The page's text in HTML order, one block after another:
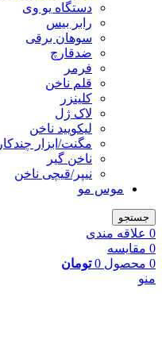
دستگاه یو وی
رابر بیس
سوهان برقی
ضدقارچ
فرمر
قلم ناخن
کلینزر
لاک ژل
لیکوييد ناخن
مگنت/ابزار چندکار
ناخن گیر
نیپر/قیچی ناخن
موس مو
جستجو
0 علاقه مندی
0 مقایسه
0 محصول 0 تومان
منو